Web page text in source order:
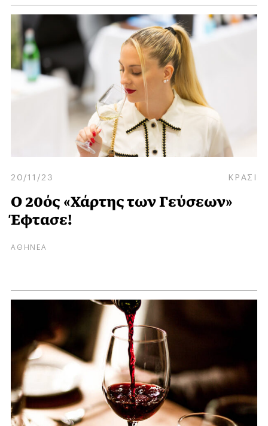
20/11/23 ΚΡΑΣΙ
Ο 20ός «Χάρτης των Γεύσεων»
Έφτασε!
ΑΘΗΝΕΑ